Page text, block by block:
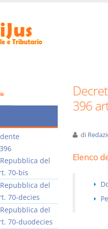
396
di
Elenco
396
del
70-bis
del
70-decies
del
70-duodecies